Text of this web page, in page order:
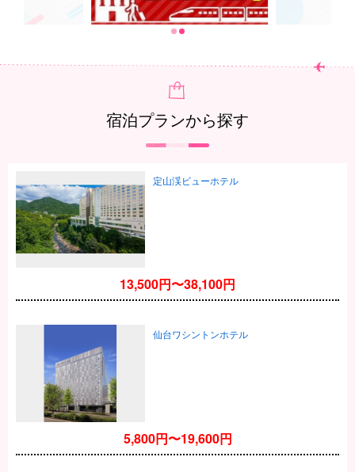
12
宿泊プランから探す
定山渓ビューホテル
13,500円〜38,100円
仙台ワシントンホテル
5,800円〜19,600円